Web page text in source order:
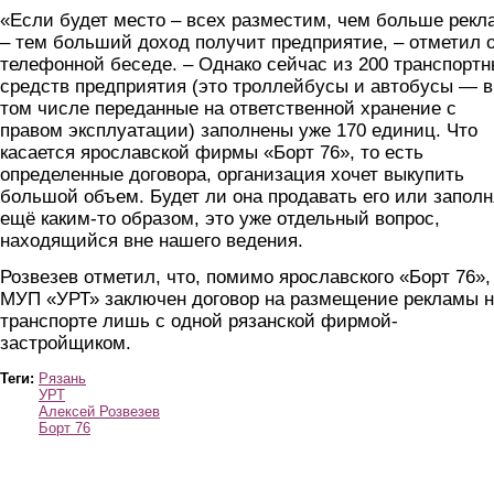
«Если будет место – всех разместим, чем больше
– тем больший доход получит предприятие, – отметил
телефонной беседе. – Однако сейчас из 200
средств предприятия (это троллейбусы и автобусы — в
том числе переданные на ответственной хранение с
правом эксплуатации) заполнены уже 170 единиц. Что
касается ярославской фирмы «Борт 76», то есть
определенные договора, организация хочет выкупить
большой объем. Будет ли она продавать его или
ещё каким-то образом, это уже отдельный вопрос,
находящийся вне нашего ведения.
Розвезев отметил, что, помимо ярославского «Борт
МУП «УРТ» заключен договор на размещение рекламы
транспорте лишь с одной рязанской фирмой-
застройщиком.
Теги: Рязань
УРТ
Алексей Розвезев
Борт 76